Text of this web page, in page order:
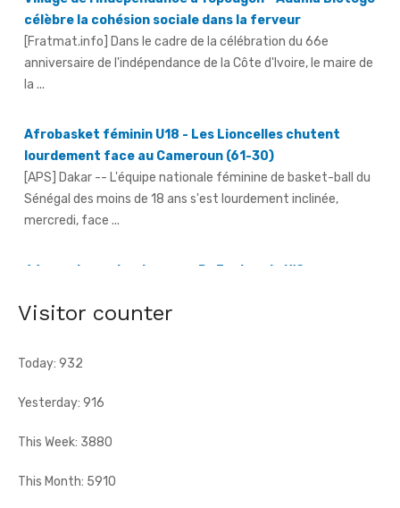
anniversaire de l'indépendance de la Côte d'Ivoire, le maire de
Afrobasket féminin U18 - Les Lioncelles chutent
66e anniversaire du pays - Dr Euphrasie N'Guessan,
anniversaire de l'indépendance de la Côte d'Ivoire, Dr Euphrasie
N'Guessan, vice-présidente ...
Visitor counter
Today: 932
Yesterday: 916
This Week: 3880
This Month: 5910